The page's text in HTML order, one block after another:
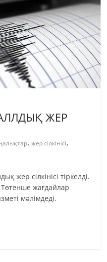
ЖЕР
,жер сілкінісі,
жер сілкінісі тіркелді.
жағдайлар
мәлімдеді.